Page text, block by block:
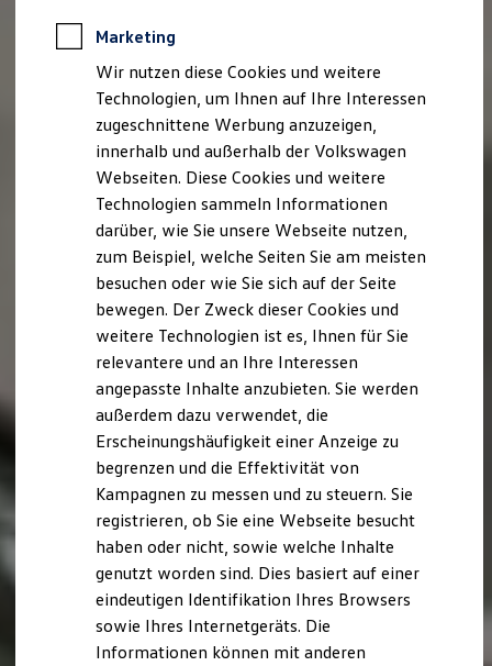
Rekuperation
Laden unterwegs
Laden Zuhause
Ladestationen finden
Ladezeitensimulator
Batterie
Sicherheit
Nachhaltigkeit
Technologie
Kosten und Kauf
Verbrauchskosten
Kaufoptionen
E-Auto-Förderung
Software und Konnektivität
Die ID. Software 6
ID. Software Versionen und Updates
Digitale Extras
Schnittstellen zu Ihrem ID.
Marke und Erlebnis
Volkswagen R und R Experience
R-Modelle
R Experience
Driving Experience
Volkswagen entdecken
Werkbesichtigung
Lifestyle Shop
T-Roc Kollektion
Golf Kollektion
Marketing
Wir nutzen diese Cookies und weitere
Technologien, um Ihnen auf Ihre Interessen
zugeschnittene Werbung anzuzeigen,
innerhalb und außerhalb der Volkswagen
Webseiten. Diese Cookies und weitere
Technologien sammeln Informationen
darüber, wie Sie unsere Webseite nutzen,
zum Beispiel, welche Seiten Sie am meisten
besuchen oder wie Sie sich auf der Seite
bewegen. Der Zweck dieser Cookies und
weitere Technologien ist es, Ihnen für Sie
relevantere und an Ihre Interessen
angepasste Inhalte anzubieten. Sie werden
außerdem dazu verwendet, die
Erscheinungshäufigkeit einer Anzeige zu
begrenzen und die Effektivität von
Kampagnen zu messen und zu steuern. Sie
registrieren, ob Sie eine Webseite besucht
haben oder nicht, sowie welche Inhalte
genutzt worden sind. Dies basiert auf einer
eindeutigen Identifikation Ihres Browsers
sowie Ihres Internetgeräts. Die
Informationen können mit anderen